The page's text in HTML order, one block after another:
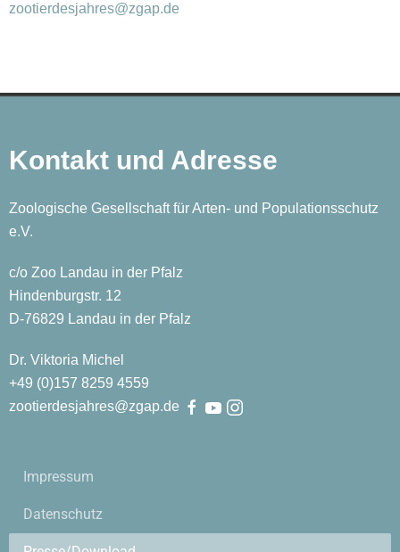
zootierdesjahres@zgap.de
Kontakt und Adresse
Zoologische Gesellschaft für Arten- und Populationsschutz
e.V.
c/o Zoo Landau in der Pfalz
Hindenburgstr. 12
D-76829 Landau in der Pfalz
Dr. Viktoria Michel
+49 (0)157 8259 4559
zootierdesjahres@zgap.de
Impressum
Datenschutz